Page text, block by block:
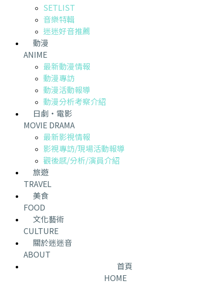
SETLIST
音樂特輯
迷迷好音推薦
動漫
ANIME
最新動漫情報
動漫專訪
動漫活動報導
動漫分析考察介紹
日劇・電影
MOVIE DRAMA
最新影視情報
影視專訪/現場活動報導
觀後感/分析/演員介紹
旅遊
TRAVEL
美食
FOOD
文化藝術
CULTURE
關於迷迷音
ABOUT
首頁
HOME